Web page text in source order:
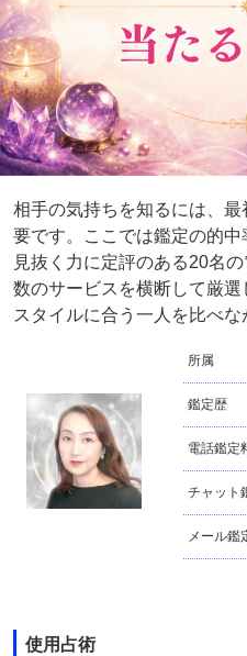
相手の気持ちを知るには、
要です。ここでは鑑定の的
見抜く力に定評のある20名
数のサービスを横断して厳
スタイルに合う一人を比べな
所属
鑑定歴
電話鑑定
チャット
メール鑑
使用占術